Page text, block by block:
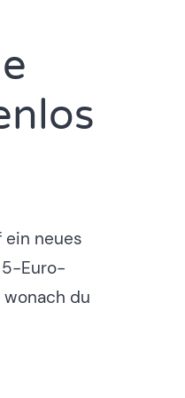
ein neues
5-Euro-
wonach du